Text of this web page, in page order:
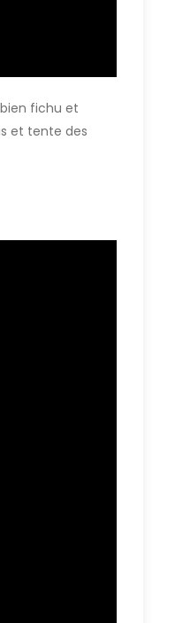
fichu et
et tente des